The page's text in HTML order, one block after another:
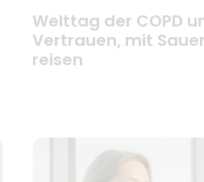
Welttag der COPD
Vertrauen, mit
reisen